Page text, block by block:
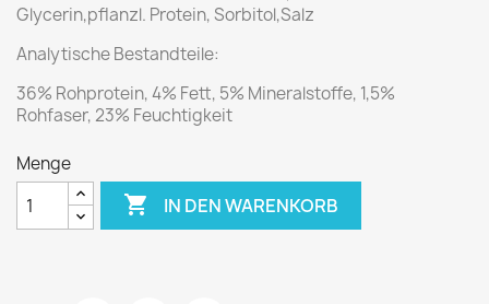
Glycerin,pflanzl. Protein, Sorbitol,Salz
Analytische Bestandteile:
36% Rohprotein, 4% Fett, 5% Mineralstoffe, 1,5%
Rohfaser, 23% Feuchtigkeit
Menge
 IN DEN WARENKORB